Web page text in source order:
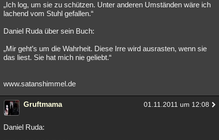
„Ich log, um sie zu schützen. Unter anderen Umständen wäre ich
lachend vom Stuhl gefallen.“
Daniel Ruda über sein Buch:
„Mir geht’s um die Wahrheit. Diese Irre wird ausrasten, wenn sie
das liest. Sie hat mich nie geliebt.“
www.satanshimmel.de
Gruftmama 01.11.2011 um 12:08
Daniel Ruda: